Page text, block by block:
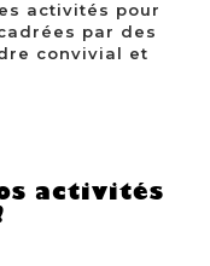
activités pour
par des
convivial et
activités